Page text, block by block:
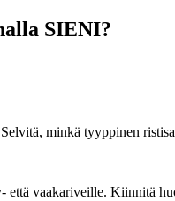
SIENI?
minkä tyyppinen
että vaakariveille. Kiinnitä